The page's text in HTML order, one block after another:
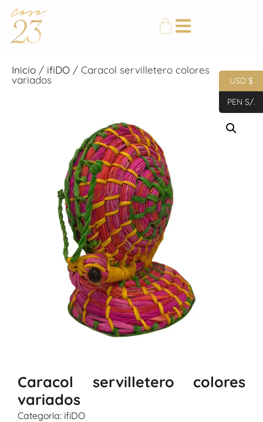
Inicio / ifiDO / Caracol servilletero colores
variados
Categoría: ifiDO
Caracol servilletero colores
variados
USD $
PEN S/.